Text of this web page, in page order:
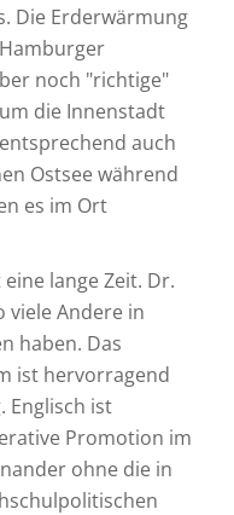
Die Erderwärmung
noch "richtige"
die Innenstadt
auch
Ostsee während
es im Ort
eine lange Zeit. Dr.
viele Andere in
haben. Das
ist hervorragend
Englisch ist
Promotion im
ohne die in